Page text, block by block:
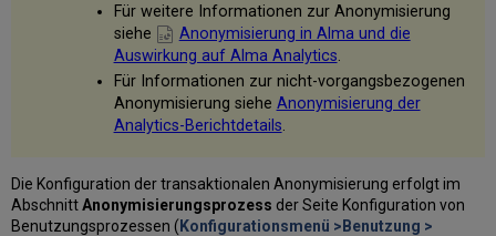
Für weitere Informationen zur Anonymisierung
siehe
Anonymisierung in Alma und die
Auswirkung auf Alma Analytics.
Für Informationen zur nicht-vorgangsbezogenen
Anonymisierung siehe Anonymisierung der
Analytics-Berichtdetails.
Die Konfiguration der transaktionalen Anonymisierung erfolgt im
AbschnittAnonymisierungsprozess der Seite Konfiguration von
Benutzungsprozessen ( Konfigurationsmenü >Benutzung >